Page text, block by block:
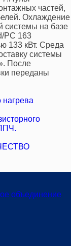
частей,
Охлаждение
системы на базе
PC 163
133 кВт. Среда
системы
После
переданы